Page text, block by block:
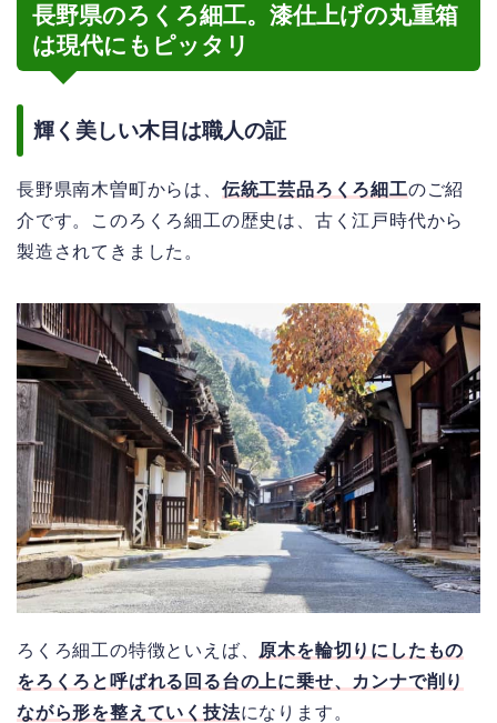
長野県のろくろ細工。漆仕上げの丸重箱
は現代にもピッタリ
輝く美しい木目は職人の証
長野県南木曽町からは、 伝統工芸品ろくろ細工のご紹
介です。このろくろ細工の歴史は、古く江戸時代から
製造されてきました。
ろくろ細工の特徴といえば、 原木を輪切りにしたもの
をろくろと呼ばれる回る台の上に乗せ、カンナで削り
ながら形を整えていく技法になります。